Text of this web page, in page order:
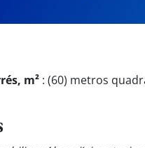
m² : (60) metros